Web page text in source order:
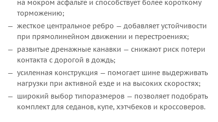
на мокром асфальте и способствует более короткому
торможению;
жесткое центральное ребро — добавляет устойчивости
при прямолинейном движении и перестроениях;
развитые дренажные канавки — снижают риск потери
контакта с дорогой в дождь;
усиленная конструкция — помогает шине выдерживать
нагрузки при активной езде и на высоких скоростях;
широкий выбор типоразмеров — позволяет подобрать
комплект для седанов, купе, хэтчбеков и кроссоверов.